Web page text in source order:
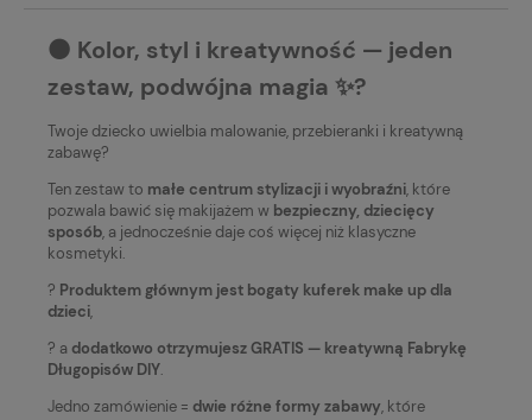
⚫️ Kolor, styl i kreatywność — jeden
zestaw, podwójna magia ✨?
Twoje dziecko uwielbia malowanie, przebieranki i kreatywną
zabawę?
Ten zestaw to małe centrum stylizacji i wyobraźni, które
pozwala bawić się makijażem w bezpieczny, dziecięcy
sposób, a jednocześnie daje coś więcej niż klasyczne
kosmetyki.
? Produktem głównym jest bogaty kuferek make up dla
dzieci,
? a dodatkowo otrzymujesz GRATIS — kreatywną Fabrykę
Długopisów DIY.
Jedno zamówienie = dwie różne formy zabawy, które